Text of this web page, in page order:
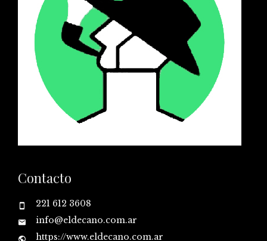
Contacto
221 612 3608
info@eldecano.com.ar
https://www.eldecano.com.ar